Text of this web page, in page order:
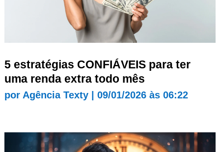
5 estratégias CONFIÁVEIS para ter
uma renda extra todo mês
por Agência Texty| 09/01/2026 às 06:22